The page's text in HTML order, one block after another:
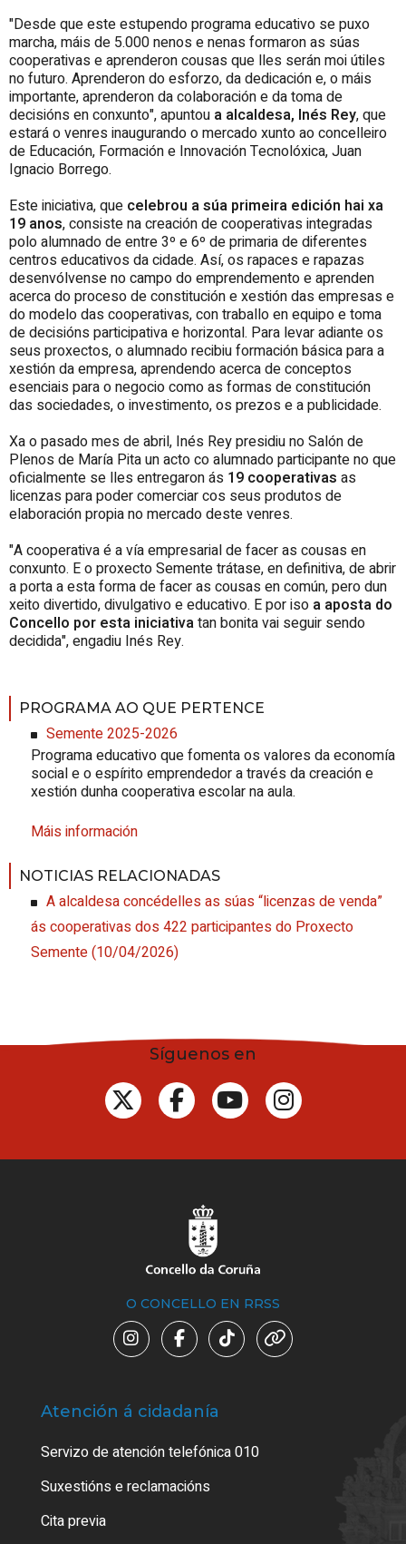
"Desde que este estupendo programa educativo se puxo
marcha, máis de 5.000 nenos e nenas formaron as súas
cooperativas e aprenderon cousas que lles serán moi útiles
no futuro. Aprenderon do esforzo, da dedicación e, o máis
importante, aprenderon da colaboración e da toma de
decisións en conxunto", apuntou a alcaldesa, Inés Rey, que
estará o venres inaugurando o mercado xunto ao concelleiro
de Educación, Formación e Innovación Tecnolóxica, Juan
Ignacio Borrego.
Este iniciativa, que celebrou a súa primeira edición hai xa
19 anos, consiste na creación de cooperativas integradas
polo alumnado de entre 3º e 6º de primaria de diferentes
centros educativos da cidade. Así, os rapaces e rapazas
desenvólvense no campo do emprendemento e aprenden
acerca do proceso de constitución e xestión das empresas e
do modelo das cooperativas, con traballo en equipo e toma
de decisións participativa e horizontal. Para levar adiante os
seus proxectos, o alumnado recibiu formación básica para a
xestión da empresa, aprendendo acerca de conceptos
esenciais para o negocio como as formas de constitución
das sociedades, o investimento, os prezos e a publicidade.
Xa o pasado mes de abril, Inés Rey presidiu no Salón de
Plenos de María Pita un acto co alumnado participante no que
oficialmente se lles entregaron ás 19 cooperativas as
licenzas para poder comerciar cos seus produtos de
elaboración propia no mercado deste venres.
"A cooperativa é a vía empresarial de facer as cousas en
conxunto. E o proxecto Semente trátase, en definitiva, de abrir
a porta a esta forma de facer as cousas en común, pero dun
xeito divertido, divulgativo e educativo. E por iso a aposta do
Concello por esta iniciativatan bonita vai seguir sendo
decidida", engadiu Inés Rey.
PROGRAMA AO QUE PERTENCE
Semente 2025-2026
Programa educativo que fomenta os valores da economía
social e o espírito emprendedor a través da creación e
xestión dunha cooperativa escolar na aula.
Máis información
NOTICIAS RELACIONADAS
A alcaldesa concédelles as súas “licenzas de venda”
ás cooperativas dos 422 participantes do Proxecto
Semente(10/04/2026)
Síguenos en
O CONCELLO EN RRSS
Atención á cidadanía
Servizo de atención telefónica 010
Suxestións e reclamacións
Cita previa